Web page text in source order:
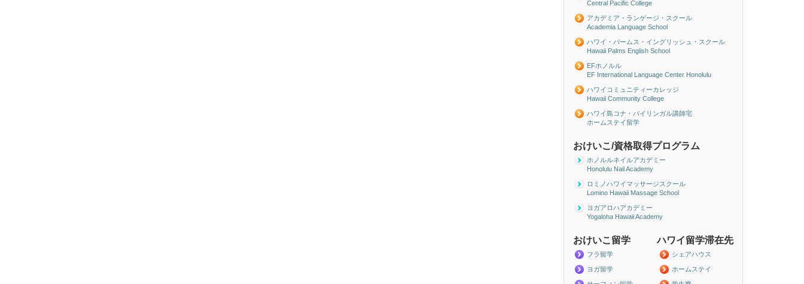
Central Pacific College
アカデミア・ランゲージ・スクール
Academia Language School
ハワイ・パームス・イングリッシュ・スクール
Hawaii Palms English School
EFホノルル
EF International Language Center Honolulu
ハワイコミュニティーカレッジ
Hawaii Community College
ハワイ島コナ・バイリンガル講師宅
ホームステイ留学
おけいこ/資格取得プログラム
ホノルルネイルアカデミー
Honolulu Nail Academy
ロミノハワイマッサージスクール
Lomino Hawaii Massage School
ヨガアロハアカデミー
Yogaloha Hawaii Academy
ハワイ留学滞在先
シェアハウス
ホームステイ
おけいこ留学
フラ留学
ヨガ留学